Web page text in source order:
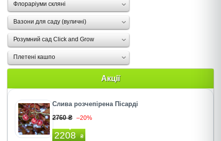
Флораріуми скляні
Вазони для саду (вуличні)
Розумний сад Click and Grow
Плетені кашпо
Акції
Слива розчепірена Пісарді
2760 ₴ –20%
2208 ₴